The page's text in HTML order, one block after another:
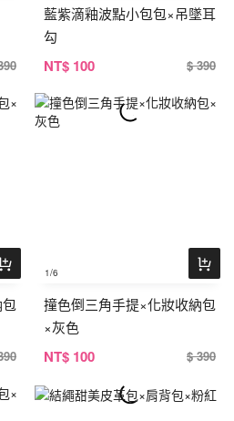
藍紫滴釉波點小包包×吊墜耳
勾
NT$ 100 $ 390
1/6
撞色倒三角手提×化妝收納包
×灰色
NT$ 100 $ 390